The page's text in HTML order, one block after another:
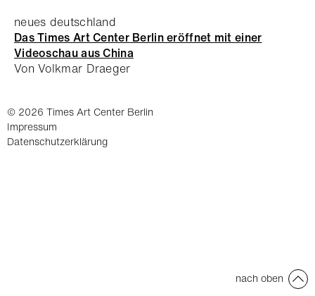
neues deutschland
Das Times Art Center Berlin eröffnet mit einer
Videoschau aus China
Von Volkmar Draeger
© 2026 Times Art Center Berlin
Impressum
Datenschutzerklärung
nach oben